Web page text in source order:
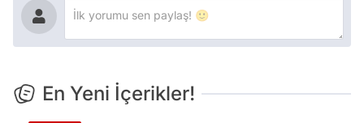
En Yeni İçerikler!